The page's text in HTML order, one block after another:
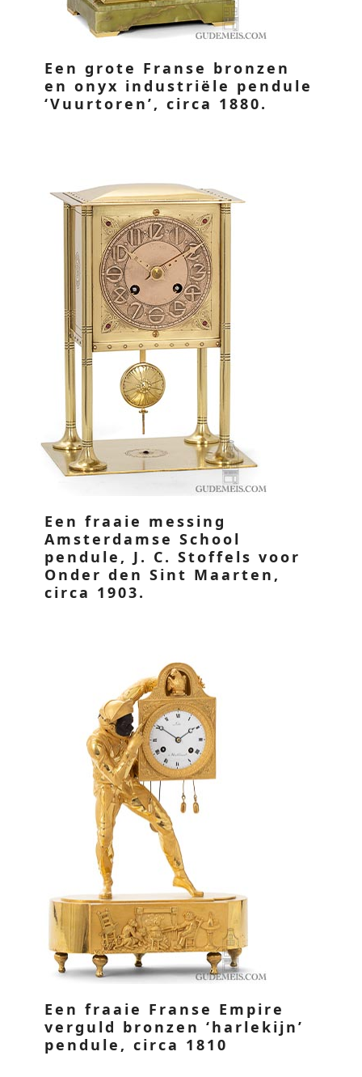
Een grote Franse bronzen
en onyx industriële pendule
‘Vuurtoren’, circa 1880.
Een fraaie messing
Amsterdamse School
pendule, J. C. Stoffels voor
Onder den Sint Maarten,
circa 1903.
Een fraaie Franse Empire
verguld bronzen ‘harlekijn’
pendule, circa 1810